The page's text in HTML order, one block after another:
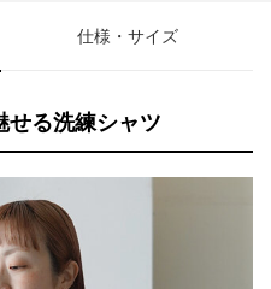
仕様・サイズ
せる洗練シャツ